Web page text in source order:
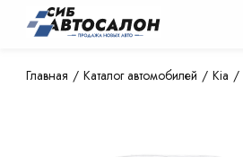
Главная Каталог автомобилей Kia